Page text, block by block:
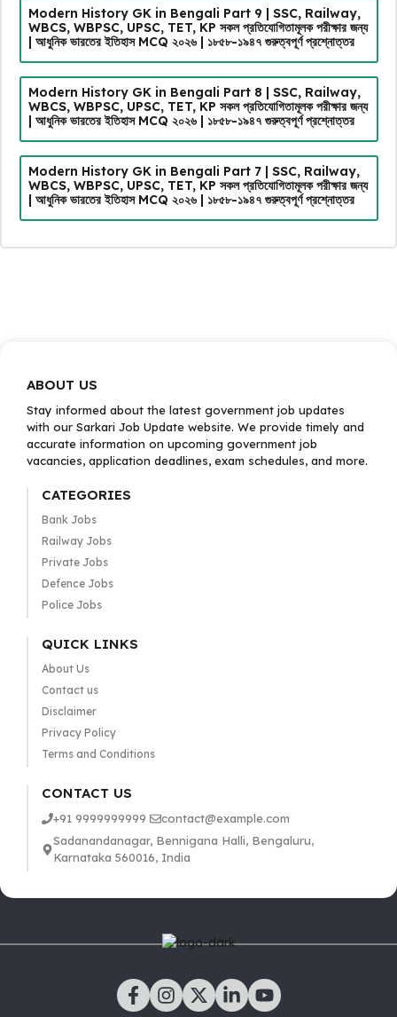
Modern History GK in Bengali Part 9 | SSC, Railway,
WBCS, WBPSC, UPSC, TET, KP সকল প্রতিযোগিতামূলক পরীক্ষার জন্য
| আধুনিক ভারতের ইতিহাস MCQ ২০২৬ | ১৮৫৮-১৯৪৭ গুরুত্বপূর্ণ প্রশ্নোত্তর
Modern History GK in Bengali Part 8 | SSC, Railway,
WBCS, WBPSC, UPSC, TET, KP সকল প্রতিযোগিতামূলক পরীক্ষার জন্য
| আধুনিক ভারতের ইতিহাস MCQ ২০২৬ | ১৮৫৮-১৯৪৭ গুরুত্বপূর্ণ প্রশ্নোত্তর
Modern History GK in Bengali Part 7 | SSC, Railway,
WBCS, WBPSC, UPSC, TET, KP সকল প্রতিযোগিতামূলক পরীক্ষার জন্য
| আধুনিক ভারতের ইতিহাস MCQ ২০২৬ | ১৮৫৮-১৯৪৭ গুরুত্বপূর্ণ প্রশ্নোত্তর
ABOUT US
Stay informed about the latest government job updates
with our Sarkari Job Update website. We provide timely and
accurate information on upcoming government job
vacancies, application deadlines, exam schedules, and more.
CATEGORIES
Bank Jobs
Railway Jobs
Private Jobs
Defence Jobs
Police Jobs
QUICK LINKS
About Us
Contact us
Disclaimer
Privacy Policy
Terms and Conditions
CONTACT US
+91 9999999999
contact@example.com
Sadanandanagar, Bennigana Halli, Bengaluru,
Karnataka 560016, India